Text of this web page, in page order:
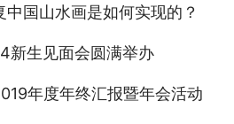
国山水画是如何实现的？
新生见面会圆满举办
年度年终汇报暨年会活动